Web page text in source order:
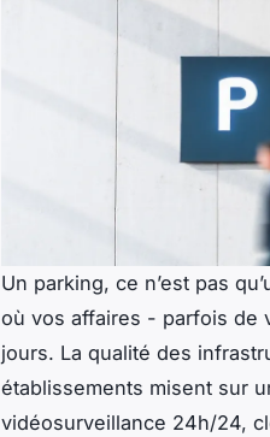
Un parking, ce n’est pas
où vos affaires - parfois de
jours. La qualité des
établissements misent sur
vidéosurveillance 24h/24,